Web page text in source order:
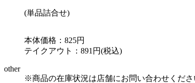
(単品詰合せ)
本体価格：825円
テイクアウト：891円(税込)
other
※商品の在庫状況は店舗にお問い合わせくださ